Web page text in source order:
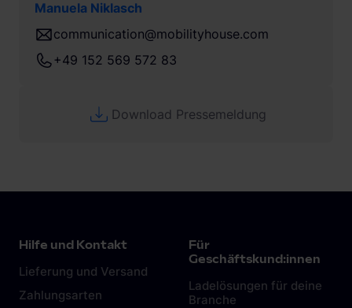
Manuela Niklasch
communication@mobilityhouse.com
+49 152 569 572 83
Download Pressemeldung
Hilfe und Kontakt
Lieferung und Versand
Zahlungsarten
Für
Geschäftskund:innen
Ladelösungen für deine
Branche